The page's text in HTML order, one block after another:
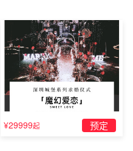
¥29999起 预定